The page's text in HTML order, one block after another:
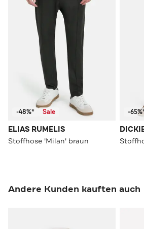
-48%* Sale
ELIAS RUMELIS
Stoffhose 'Milan' braun
-
Andere Kunden kauften auch